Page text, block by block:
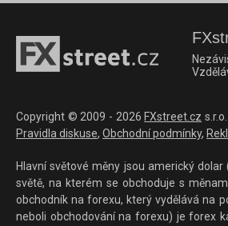
Copyright © 2009 - 2026 FXstreet.cz
Pravidla diskuse, Obchodní podmínky,
Hlavní světové měny jsou americký
světě, na kterém se obchoduje s
obchodník na forexu, který vydělává na
neboli obchodování na forexu) je forex